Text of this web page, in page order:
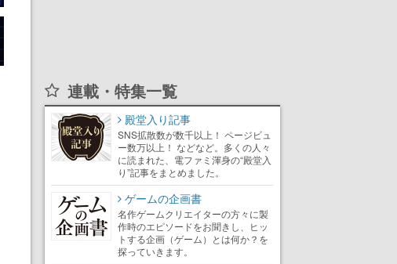
連載・特集一覧
殿堂入り記事
SNS拡散数が数千以上！ ページビュ
ー数万以上！ などなど。多くの人々
に読まれた、電ファミ渾身の“殿堂入
り”記事をまとめました。
ゲームの企画書
名作ゲームクリエイターの方々に製
作時のエピソードをお聞きし、ヒッ
トする企画（ゲーム）とは何か？を
探っていきます。